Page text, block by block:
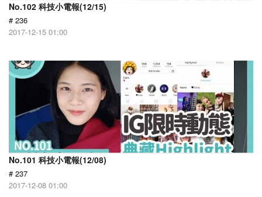
No.102 科技小電報(12/15)
# 236
2017-12-15 01:00
No.101 科技小電報(12/08)
# 237
2017-12-08 01:00